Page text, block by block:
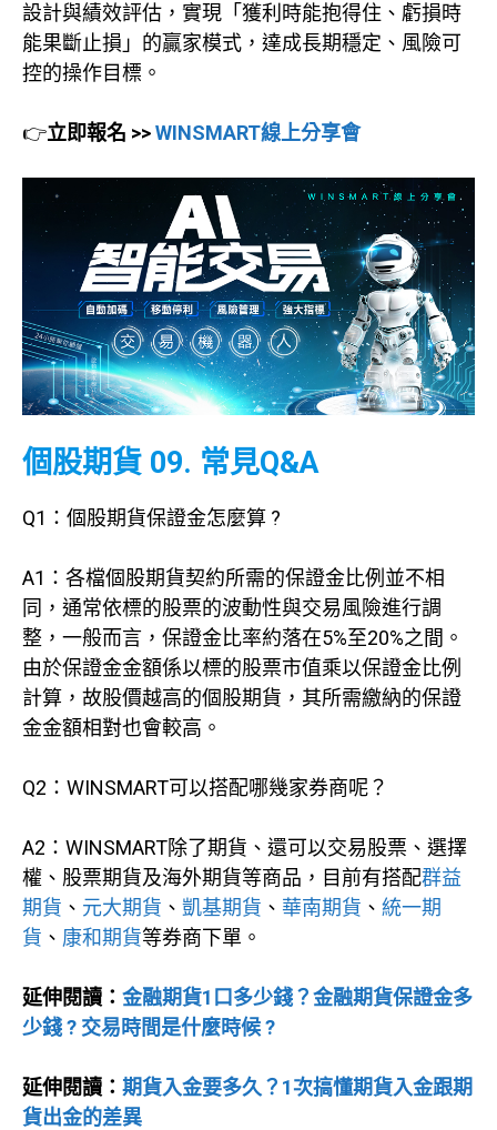
設計與績效評估，實現「獲利時能抱得住、虧損時
能果斷止損」的贏家模式，達成長期穩定、風險可
控的操作目標。
👉立即報名 >>WINSMART線上分享會
個股期貨 09. 常見Q&A
Q1：個股期貨保證金怎麼算 ?
A1：各檔個股期貨契約所需的保證金比例並不相
同，通常依標的股票的波動性與交易風險進行調
整，一般而言，保證金比率約落在5%至20%之間。
由於保證金金額係以標的股票市值乘以保證金比例
計算，故股價越高的個股期貨，其所需繳納的保證
金金額相對也會較高。
Q2：WINSMART可以搭配哪幾家券商呢？
A2：WINSMART除了期貨、還可以交易股票、選擇
權、股票期貨及海外期貨等商品，目前有搭配群益
期貨 、 元大期貨 、 凱基期貨 、 華南期貨 、 統一期
貨 、 康和期貨等券商下單。
延伸閱讀： 金融期貨1口多少錢？金融期貨保證金多
少錢 ? 交易時間是什麼時候 ?
延伸閱讀： 期貨入金要多久？1次搞懂期貨入金跟期
貨出金的差異